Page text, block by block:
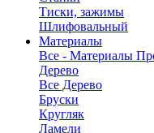
Тиски, зажимы
Шлифовальный
Материалы
Все - Материалы
Дерево
Все Дерево
Бруски
Кругляк
Ламели